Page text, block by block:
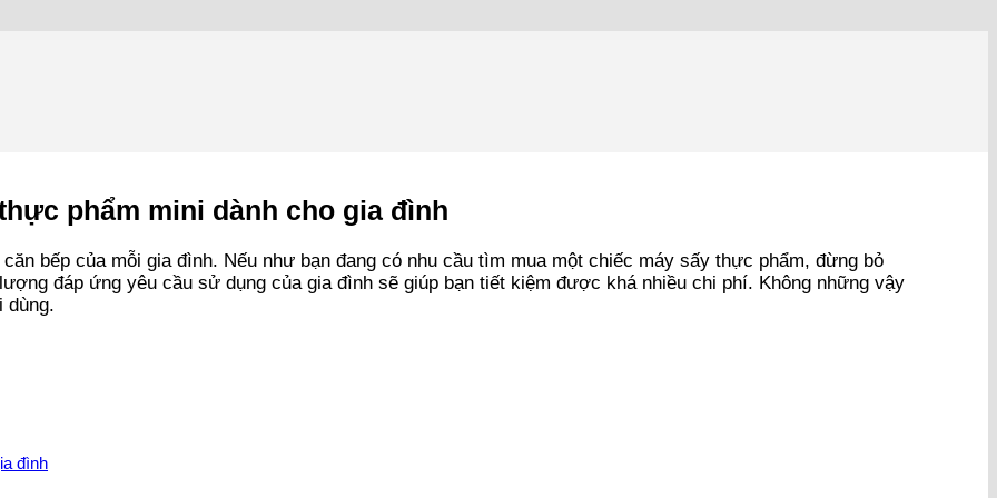
phẩm mini dành cho gia đình
bếp của mỗi gia đình. Nếu như bạn đang có nhu cầu tìm mua một chiếc máy sấy thực phẩm, đừng bỏ
đáp ứng yêu cầu sử dụng của gia đình sẽ giúp bạn tiết kiệm được khá nhiều chi phí. Không những vậy
dùng.
đình